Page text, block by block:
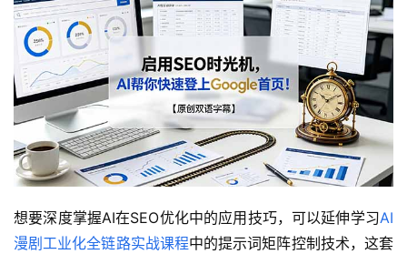
想要深度掌握AI在SEO优化中的应用技巧，可以延伸学习AI
漫剧工业化全链路实战课程中的提示词矩阵控制技术，这套